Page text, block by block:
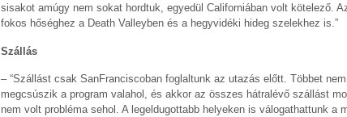
sisakot amúgy nem sokat hordtuk, egyedül Californiában volt kötelező.
fokos hőséghez a Death Valleyben és a hegyvidéki hideg szelekhez is.”
Szállás
– “Szállást csak SanFranciscoban foglaltunk az utazás előtt. Többet
megcsúszik a program valahol, és akkor az összes hátralévő szállást
nem volt probléma sehol. A legeldugottabb helyeken is válogathattunk a